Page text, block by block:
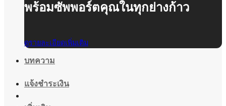
พร้อมซัพพอร์ตคุณในทุกย่างก้าว
ดูรายละเอียดเพิ่มเติม
บทความ
แจ้งชำระเงิน